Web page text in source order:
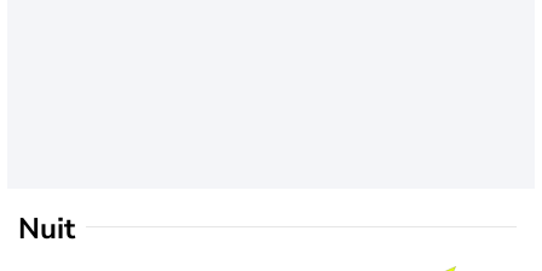
Nuit